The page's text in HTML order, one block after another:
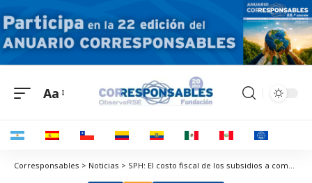
Aa
Corresponsables > Noticias > SPH: El costo fiscal de los subsidios a combustibles importados habría financiado cerca de 3,000 km de ductos de gas natural